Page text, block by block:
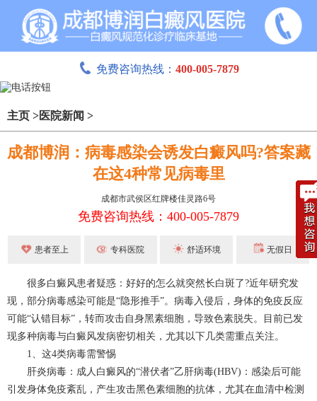
免费咨询热线： 400-005-7879
主页 >医院新闻 >
成都博润：病毒感染会诱发白癜风吗?答案藏
在这4种常见病毒里
成都市武侯区红牌楼佳灵路6号
免费咨询热线：400-005-7879
患者至上 专科医院 舒适环境 无假日
很多白癜风患者疑惑：好好的怎么就突然长白斑了?近年研究发
现，部分病毒感染可能是“隐形推手”。病毒入侵后，身体的免疫反应
可能“认错目标”，转而攻击自身黑素细胞，导致色素脱失。目前已发
现多种病毒与白癜风发病密切相关，尤其以下几类需重点关注。
1、这4类病毒需警惕
肝炎病毒：成人白癜风的“潜伏者”乙肝病毒(HBV)：感染后可能
引发身体免疫紊乱，产生攻击黑色素细胞的抗体，尤其在血清中检测